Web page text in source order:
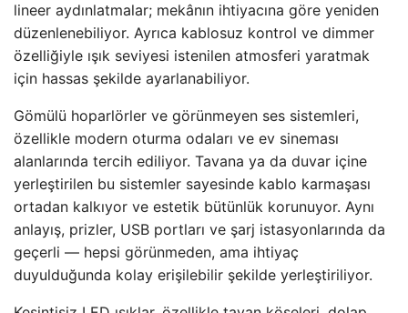
lineer aydınlatmalar; mekânın ihtiyacına göre yeniden
düzenlenebiliyor. Ayrıca kablosuz kontrol ve dimmer
özelliğiyle ışık seviyesi istenilen atmosferi yaratmak
için hassas şekilde ayarlanabiliyor.
Gömülü hoparlörler ve görünmeyen ses sistemleri,
özellikle modern oturma odaları ve ev sineması
alanlarında tercih ediliyor. Tavana ya da duvar içine
yerleştirilen bu sistemler sayesinde kablo karmaşası
ortadan kalkıyor ve estetik bütünlük korunuyor. Aynı
anlayış, prizler, USB portları ve şarj istasyonlarında da
geçerli — hepsi görünmeden, ama ihtiyaç
duyulduğunda kolay erişilebilir şekilde yerleştiriliyor.